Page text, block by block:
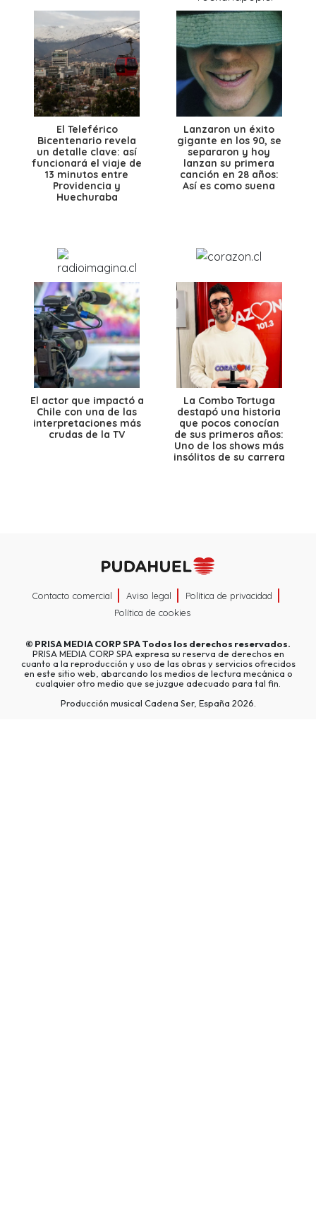
El Teleférico
Bicentenario revela
un detalle clave: así
funcionará el viaje de
13 minutos entre
Providencia y
Huechuraba
Lanzaron un éxito
gigante en los 90, se
separaron y hoy
lanzan su primera
canción en 28 años:
Así es como suena
El actor que impactó a
Chile con una de las
interpretaciones más
crudas de la TV
La Combo Tortuga
destapó una historia
que pocos conocían
de sus primeros años:
Uno de los shows más
insólitos de su carrera
Contacto comercial Aviso legal
Política de privacidad
Política de cookies
© PRISA MEDIA CORP SPATodos los derechos reservados.
PRISA MEDIA CORP SPA expresa su reserva de derechos en
cuanto a la reproducción y uso de las obras y servicios ofrecidos
en este sitio web, abarcando los medios de lectura mecánica o
cualquier otro medio que se juzgue adecuado para tal fin.
Producción musical Cadena Ser, España 2026.